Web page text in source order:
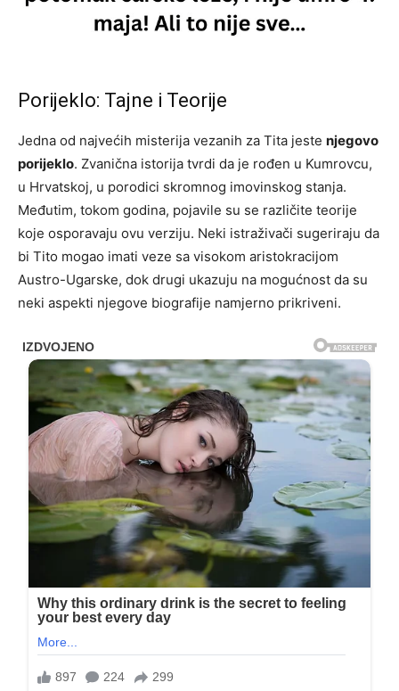
Porijeklo: Tajne i Teorije
Jedna od najvećih misterija vezanih za Tita jeste njegovo
porijeklo. Zvanična istorija tvrdi da je rođen u Kumrovcu,
u Hrvatskoj, u porodici skromnog imovinskog stanja.
Međutim, tokom godina, pojavile su se različite teorije
koje osporavaju ovu verziju. Neki istraživači sugeriraju da
bi Tito mogao imati veze sa visokom aristokracijom
Austro-Ugarske, dok drugi ukazuju na mogućnost da su
neki aspekti njegove biografije namjerno prikriveni.